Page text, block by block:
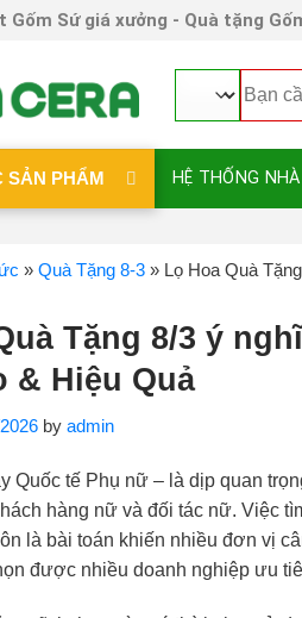
Gốm Sứ giá xưởng - Quà tặng
kiếm:
SẢN PHẨM HỆ THỐNG
» Quà Tặng 8-3 » Lọ Hoa Quà
Tặng 8/3 ý
& Hiệu Quả
by admin
Quốc tế Phụ nữ – là dịp quan
hàng nữ và đối tác nữ. Việc
là bài toán khiến nhiều đơn vị
được nhiều doanh nghiệp ưu